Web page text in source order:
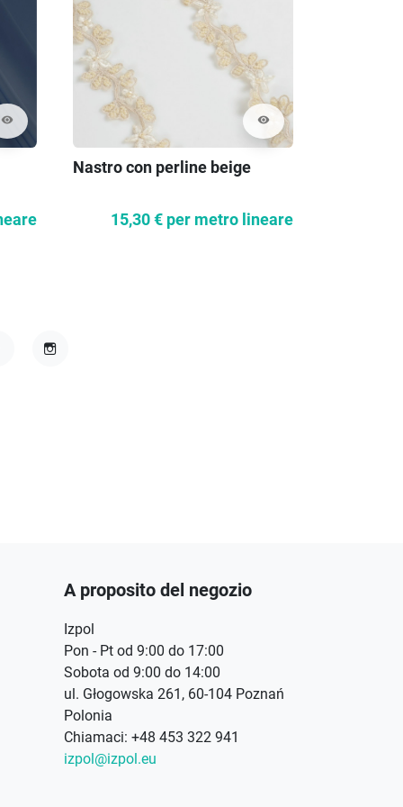
visibility visibility
Nastro con perline beige
15,30 € per metro lineare
A proposito del negozio
Izpol
Pon - Pt od 9:00 do 17:00
Sobota od 9:00 do 14:00
ul. Głogowska 261, 60-104 Poznań
Polonia
Chiamaci: +48 453 322 941
izpol@izpol.eu